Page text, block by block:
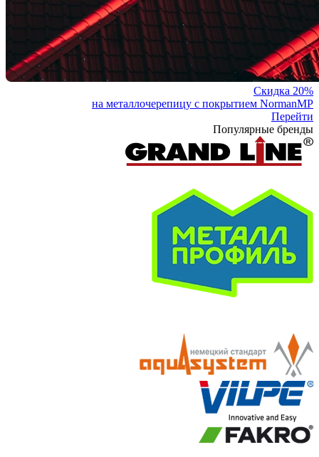
Скидка 20%
на металлочерепицу с покрытием NormanMP
Перейти
Популярные бренды